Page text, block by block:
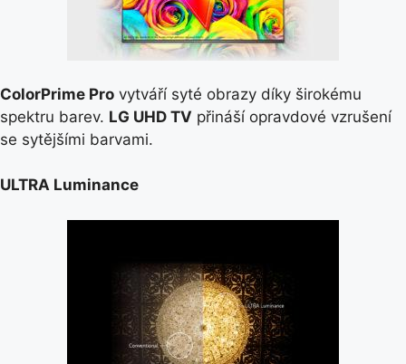
ColorPrime Pro vytváří syté obrazy díky širokému
spektru barev. LG UHD TV přináší opravdové vzrušení
se sytějšími barvami.
ULTRA Luminance